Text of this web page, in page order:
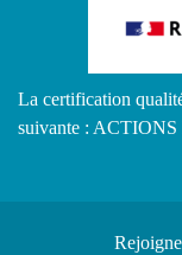
La certification
suivante :